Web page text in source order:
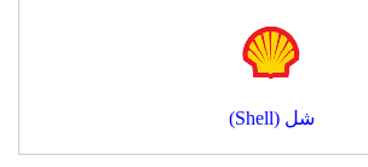
شل (Shell)